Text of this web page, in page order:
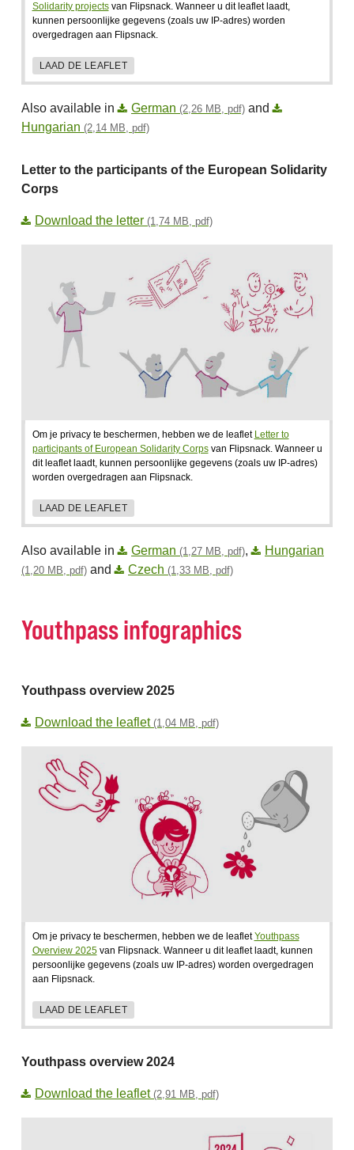
Solidarity projectsvan Flipsnack. Wanneer u dit leaflet laadt,
kunnen persoonlijke gegevens (zoals uw IP-adres) worden
overgedragen aan Flipsnack.
LAAD DE LEAFLET
Also available in German (2,26 MB, pdf) and
Hungarian (2,14 MB, pdf)
Letter to the participants of the European Solidarity
Corps
Download the letter (1,74 MB, pdf)
Om je privacy te beschermen, hebben we de leaflet Letter to
participants of European Solidarity Corpsvan Flipsnack. Wanneer u
dit leaflet laadt, kunnen persoonlijke gegevens (zoals uw IP-adres)
worden overgedragen aan Flipsnack.
LAAD DE LEAFLET
Also available in German (1,27 MB, pdf), Hungarian
(1,20 MB, pdf) and Czech (1,33 MB, pdf)
Youthpass infographics
Youthpass overview 2025
Download the leaflet (1,04 MB, pdf)
Om je privacy te beschermen, hebben we de leafletYouthpass
Overview 2025van Flipsnack. Wanneer u dit leaflet laadt, kunnen
persoonlijke gegevens (zoals uw IP-adres) worden overgedragen
aan Flipsnack.
LAAD DE LEAFLET
Youthpass overview 2024
Download the leaflet (2,91 MB, pdf)